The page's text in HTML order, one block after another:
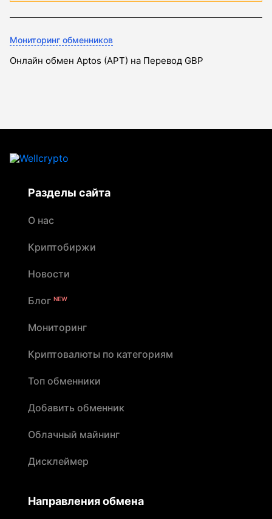
Мониторинг обменников
Онлайн обмен Aptos (APT) на Перевод GBP
Разделы сайта
О нас
Криптобиржи
Новости
Блог NEW
Мониторинг
Криптовалюты по категориям
Топ обменники
Добавить обменник
Облачный майнинг
Дисклеймер
Направления обмена